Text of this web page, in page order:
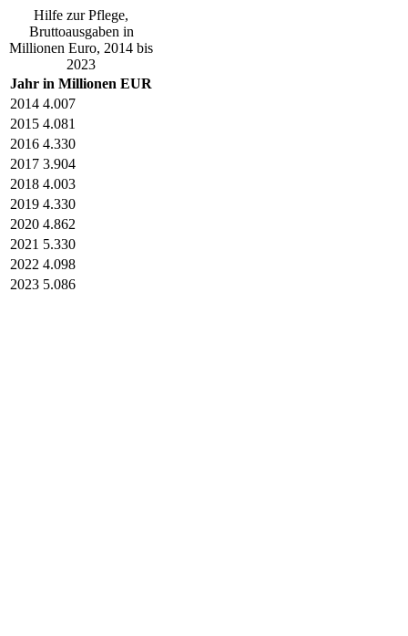
Hilfe zur Pflege,
Bruttoausgaben in
Millionen Euro, 2014 bis
2023
Jahr in Millionen EUR
2014 4.007
2015 4.081
2016 4.330
2017 3.904
2018 4.003
2019 4.330
2020 4.862
2021 5.330
2022 4.098
2023 5.086